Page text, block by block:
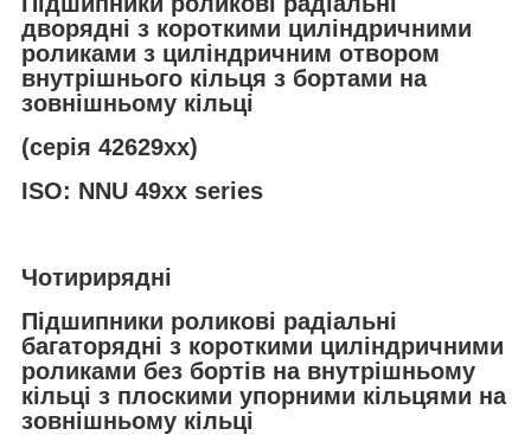
дворядні з короткими циліндричними
роликами з циліндричним отвором
внутрішнього кільця з бортами на
зовнішньому кільці
(серія 42629хх)
ISO: NNU 49xx series
Чотирирядні
Підшипники роликові радіальні
багаторядні з короткими циліндричними
роликами без бортів на внутрішньому
кільці з плоскими упорними кільцями на
зовнішньому кільці